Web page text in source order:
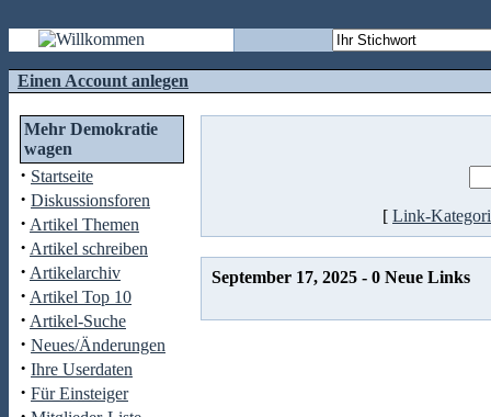
Einen Account anlegen
Mehr Demokratie
wagen
· Startseite
· Diskussionsforen
· Artikel Themen
· Artikel schreiben
· Artikelarchiv
· Artikel Top 10
· Artikel-Suche
· Neues/Änderungen
· Ihre Userdaten
· Für Einsteiger
[ Link-
September 17, 2025 - 0 Neue Links